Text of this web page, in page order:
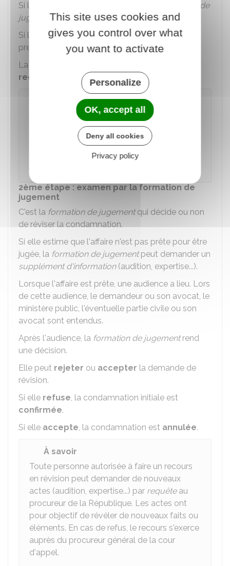
Si la demande est jugée recevable, la
formation de
jugementest saisie.
Si la demande n'est pas recevable, la procédure
prend fin et la décision ne sera pas révisée.
La décision doit être motivée. Il n'existe
recours contre cette décision.
Le demandeur et la partie civile peuvent
demander une copie du dossier. La
délivrance de la copie doit être faite dans le
délai d'1 mois à compter de la demande. La
2ème étape : examen par la formation de
jugement
C'est la formation de jugementqui décide ou non
de réviser la condamnation.
Si elle estime que l'affaire n'est pas prête pour être
jugée, la formation de jugementpeut demander un
supplément d'information(audition, expertise...).
Lorsque l'affaire est prête, une audience a lieu. Lors
de cette audience, le demandeur ou son avocat, le
ministère public, l'éventuelle partie civile ou son
avocat sont entendus.
Après l'audience, la formation de jugementrend
une décision.
Elle peut rejeter ou accepter la demande de
révision.
Si elle refuse, la condamnation initiale est
confirmée.
Si elle accepte, la condamnation est annulée.
À savoir
Toute personne autorisée à faire un recours
en révision peut demander de nouveaux
actes (audition, expertise...) par requêteau
procureur de la République. Les actes ont
pour objectif de révéler de nouveaux faits ou
éléments. En cas de refus, le recours s'exerce
auprès du procureur général de la cour
d'appel.
This site uses cookies and
gives you control over what
you want to activate
Personalize
OK, accept all
Deny all cookies
Privacy policy